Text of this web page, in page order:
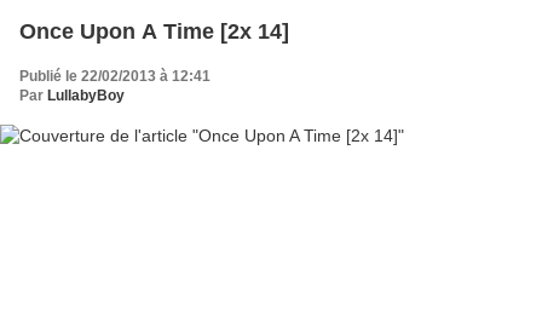
Once Upon A Time [2x 14]
Publié le 22/02/2013 à 12:41
Par LullabyBoy